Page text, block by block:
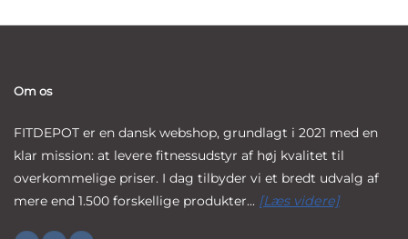
Om os
FITDEPOT er en dansk webshop, grundlagt i 2021 med en
klar mission: at levere fitnessudstyr af høj kvalitet til
overkommelige priser. I dag tilbyder vi et bredt udvalg af
mere end 1.500 forskellige produkter... [Læs videre]